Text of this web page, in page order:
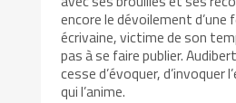
encore le dévoilement d’une
écrivaine, victime de son
pas à se faire publier.
cesse d’évoquer, d’invoquer
qui l’anime.